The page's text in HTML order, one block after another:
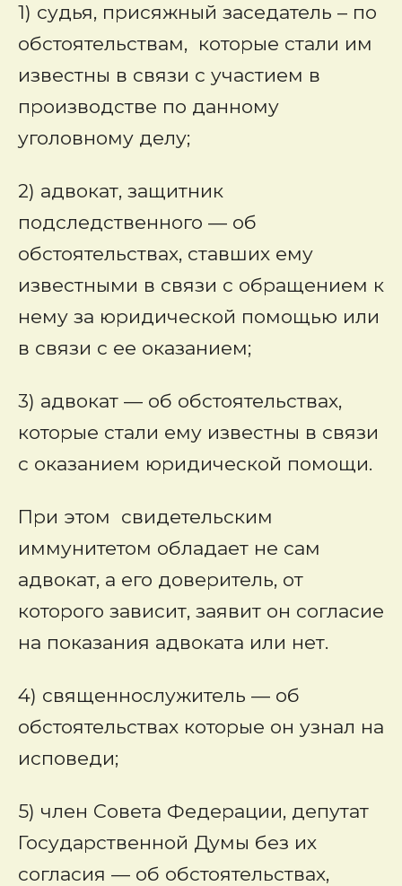
1) судья, присяжный заседатель – по
обстоятельствам, которые стали им
известны в связи с участием в
производстве по данному
уголовному делу;
2) адвокат, защитник
подследственного — об
обстоятельствах, ставших ему
известными в связи с обращением к
нему за юридической помощью или
в связи с ее оказанием;
3) адвокат — об обстоятельствах,
которые стали ему известны в связи
с оказанием юридической помощи.
При этом свидетельским
иммунитетом обладает не сам
адвокат, а его доверитель, от
которого зависит, заявит он согласие
на показания адвоката или нет.
4) священнослужитель — об
обстоятельствах которые он узнал на
исповеди;
5) член Совета Федерации, депутат
Государственной Думы без их
согласия — об обстоятельствах,